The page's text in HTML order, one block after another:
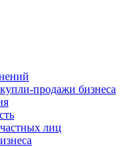
продажи бизнеса
лиц